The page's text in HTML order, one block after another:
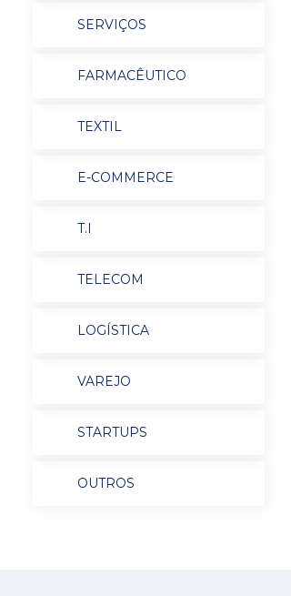
SERVIÇOS
FARMACÊUTICO
TEXTIL
E-COMMERCE
T.I
TELECOM
LOGÍSTICA
VAREJO
STARTUPS
OUTROS